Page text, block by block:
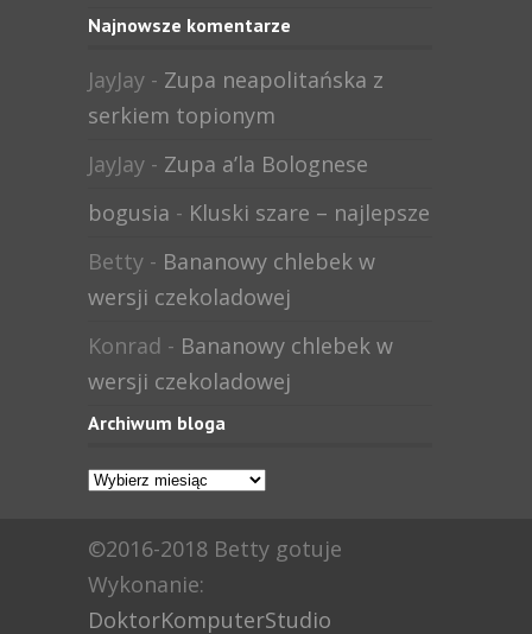
Najnowsze komentarze
JayJay - Zupa neapolitańska z
serkiem topionym
JayJay - Zupa a’la Bolognese
bogusia - Kluski szare – najlepsze
Betty - Bananowy chlebek w
wersji czekoladowej
Konrad - Bananowy chlebek w
wersji czekoladowej
Archiwum bloga
Archiwum
©2016-2018 Betty gotuje
Wykonanie:
DoktorKomputerStudio